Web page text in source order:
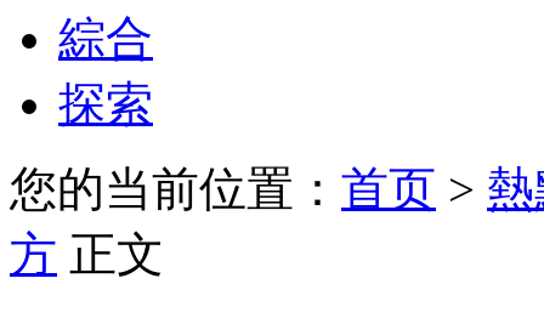
綜合
探索
您的当前位置： 首页 >
方 正文